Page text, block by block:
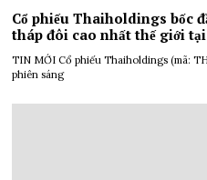
Cổ phiếu Thaiholdings bốc
tháp đôi cao nhất thế giới
TIN MỚI Cổ phiếu Thaiholdings (mã:
phiên sáng